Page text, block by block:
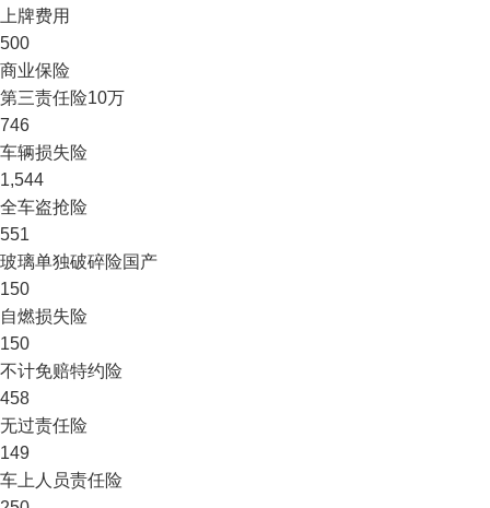
上牌费用
500
商业保险
第三责任险10万
746
车辆损失险
1,544
全车盗抢险
551
玻璃单独破碎险国产
150
自燃损失险
150
不计免赔特约险
458
无过责任险
149
车上人员责任险